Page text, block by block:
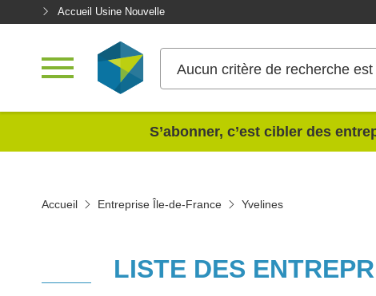
Accueil Usine Nouvelle
Aucun critère de recherche
S’abonner, c’est cibler des
Accueil Entreprise Île-de-France Yvelines
LISTE DES